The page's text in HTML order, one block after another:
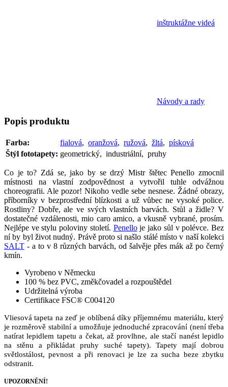
inštruktážne videá
Návody a rady
Popis produktu
Farba: fialová, oranžová, ružová, žltá, písková
Štýl fototapety: geometrický, industriální, pruhy
Co je to? Zdá se, jako by se drzý Mistr štětec Penello zmocnil
místnosti na vlastní zodpovědnost a vytvořil tuhle odvážnou
choreografii. Ale pozor! Nikoho vedle sebe nesnese. Žádné obrazy,
příborníky v bezprostřední blízkosti a už vůbec ne vysoké police.
Rostliny? Dobře, ale ve svých vlastních barvách. Stůl a židle? V
dostatečné vzdálenosti, mio caro amico, a vkusně vybrané, prosím.
Nejlépe ve stylu poloviny století. Penelloje jako sůl v polévce. Bez
ní by byl život nudný. Právě proto si našlo stálé místo v naší kolekci
SALT - a to v 8 různých barvách, od šalvěje přes mák až po černý
kmín.
Vyrobeno v Německu
100 % bez PVC, změkčovadel a rozpouštědel
Udržitelná výroba
Certifikace FSC® C004120
Vliesová tapeta na zeď je oblíbená díky příjemnému materiálu, který
je rozměrově stabilní a umožňuje jednoduché zpracování (není třeba
natírat lepidlem tapetu a čekat, až provlhne, ale stačí nanést lepidlo
na stěnu a přikládat pruhy suché tapety). Tapety mají dobrou
světlostálost, pevnost a při renovaci je lze za sucha beze zbytku
odstranit.
UPOZORNĚNÍ!